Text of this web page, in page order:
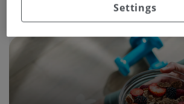
Settings